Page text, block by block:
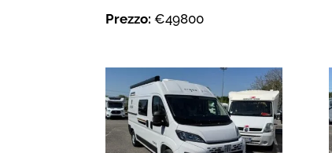
Prezzo: €49800